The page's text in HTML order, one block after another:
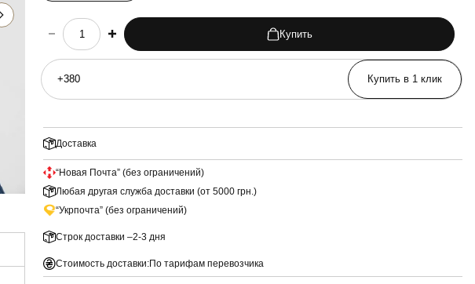
choose quantity Купить
Купить в 1 клик
Доставка
“Новая Почта” (без ограничений)
Любая другая служба доставки (от 5000 грн.)
“Укрпочта” (без ограничений)
Строк доставки –2-3 дня
Стоимость доставки:По тарифам перевозчика